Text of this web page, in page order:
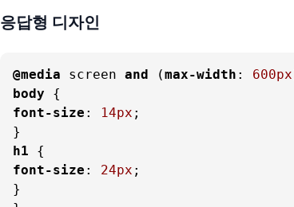
응답형 디자인
@media screen and (max-width : 600px
body
font-size : 14px ;
h1
font-size : 24px ;
}